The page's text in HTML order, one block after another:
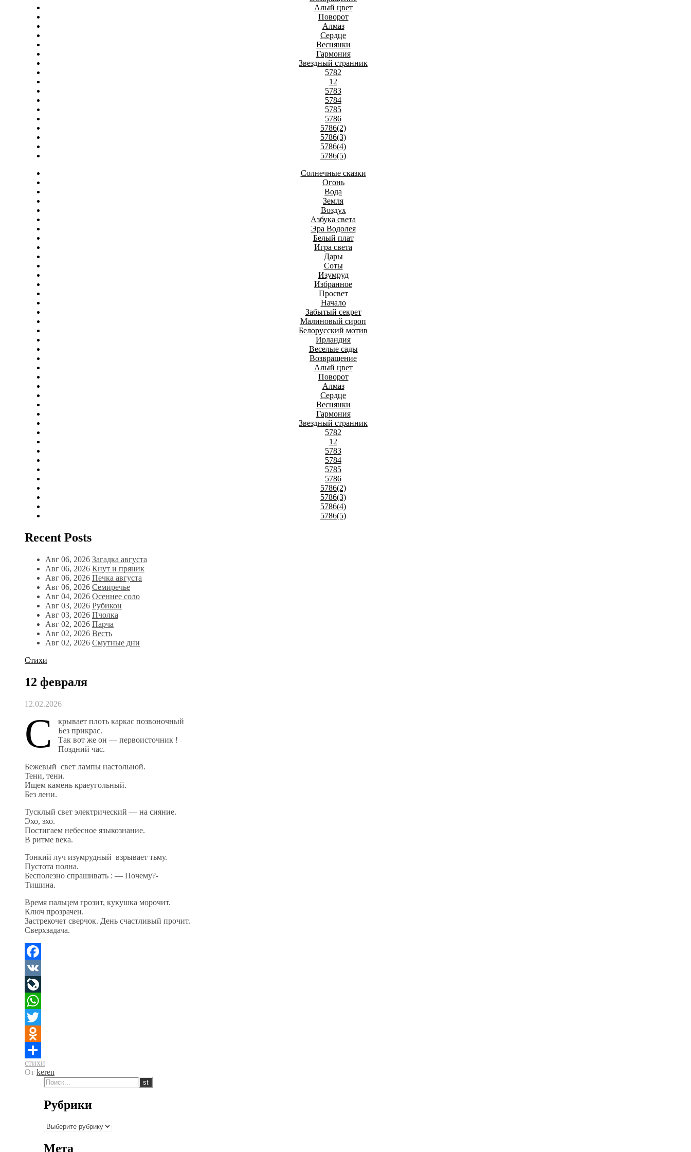
Алый цвет
Поворот
Алмаз
Сердце
Веснянки
Гармония
Звездный странник
5782
12
5783
5784
5785
5786
5786(2)
5786(3)
5786(4)
5786(5)
Солнечные сказки
Огонь
Вода
Земля
Воздух
Азбука света
Эра Водолея
Белый плат
Игра света
Дары
Соты
Изумруд
Избранное
Просвет
Начало
Забытый секрет
Малиновый сироп
Белорусский мотив
Ирландия
Веселые сады
Возвращение
Алый цвет
Поворот
Алмаз
Сердце
Веснянки
Гармония
Звездный странник
5782
12
5783
5784
5785
5786
5786(2)
5786(3)
5786(4)
5786(5)
Recent Posts
Авг 06, 2026 Загадка августа
Авг 06, 2026 Кнут и пряник
Авг 06, 2026 Печка августа
Авг 06, 2026 Семиречье
Авг 04, 2026 Осеннее соло
Авг 03, 2026 Рубикон
Авг 03, 2026 Пчолка
Авг 02, 2026 Парча
Авг 02, 2026 Весть
Авг 02, 2026 Смутные дни
Стихи
12 февраля
12.02.2026
С
крывает плоть каркас позвоночный
Без прикрас.
Так вот же он — первоисточник !
Поздний час.
Бежевый свет лампы настольной.
Тени, тени.
Ищем камень краеугольный.
Без лени.
Тусклый свет электрический — на сияние.
Эхо, эхо.
Постигаем небесное языкознание.
В ритме века.
Тонкий луч изумрудный взрывает тьму.
Пустота полна.
Бесполезно спрашивать : — Почему?-
Тишина.
Время пальцем грозит, кукушка морочит.
Ключ прозрачен.
Застрекочет сверчок. День счастливый прочит.
Сверхзадача.
Facebook
VK
LiveJournal
WhatsApp
Twitter
Odnoklassniki
Отправить
стихи
От keren
Рубрики
Рубрики
Мета